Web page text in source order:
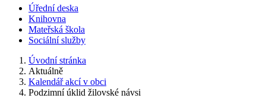
Úřední deska
Knihovna
Mateřská škola
Sociální služby
Úvodní stránka
Aktuálně
Kalendář akcí v obci
Podzimní úklid žilovské návsi